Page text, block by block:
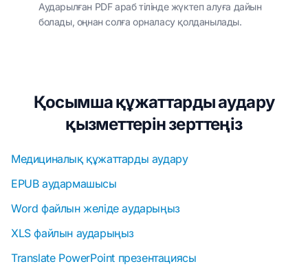
Аударылған PDF араб тілінде жүктеп алуға дайын
болады, оңнан солға орналасу қолданылады.
Қосымша құжаттарды аудару
қызметтерін зерттеңіз
Медициналық құжаттарды аудару
EPUB аудармашысы
Word файлын желіде аударыңыз
XLS файлын аударыңыз
Translate PowerPoint презентациясы